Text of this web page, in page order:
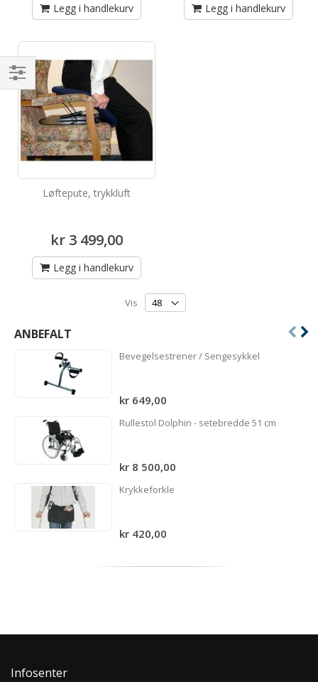
Legg i handlekurv Legg i handlekurv
Løftepute, trykkluft
kr 3 499,00
Legg i handlekurv
Vis
Handle
etter
ANBEFALT
Bevegelsestrener / Sengesykkel
kr 649,00
Rullestol Dolphin - setebredde 51 cm
kr 8 500,00
Krykkeforkle
kr 420,00
Infosenter